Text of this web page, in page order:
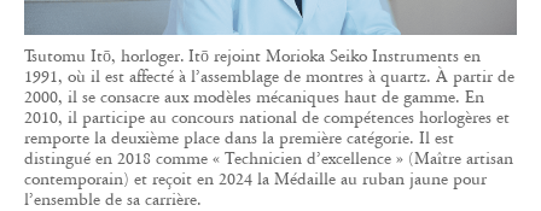
Tsutomu Itō, horloger. Itō rejoint Morioka Seiko Instruments en
1991, où il est affecté à l’assemblage de montres à quartz. À partir de
2000, il se consacre aux modèles mécaniques haut de gamme. En
2010, il participe au concours national de compétences horlogères et
remporte la deuxième place dans la première catégorie. Il est
distingué en 2018 comme « Technicien d’excellence » (Maître artisan
contemporain) et reçoit en 2024 la Médaille au ruban jaune pour
l’ensemble de sa carrière.